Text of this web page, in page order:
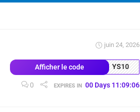
juin 24, 2026
Afficher le code YS10
0 EXPIRES IN 00 Days 11:09:05